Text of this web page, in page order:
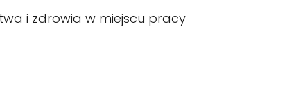
i zdrowia w miejscu pracy